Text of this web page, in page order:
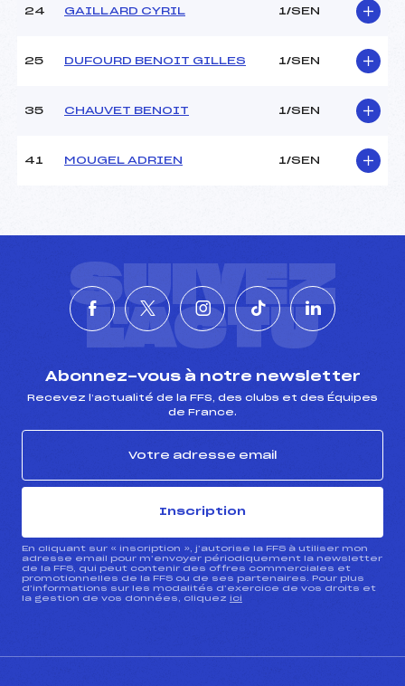
Point Bas :
SEN
24 GAILLARD CYRIL 1/SEN
25 DUFOURD BENOIT GILLES 1/SEN
35 CHAUVET BENOIT 1/SEN
41 MOUGEL ADRIEN 1/SEN
SUIVEZ
L'ACTU
Abonnez-vous à notre newsletter
Recevez l’actualité de la FFS, des clubs et des Équipes
de France.
Inscription
En cliquant sur « inscription », j’autorise la FFS à utiliser mon
adresse email pour m’envoyer périodiquement la newsletter
de la FFS, qui peut contenir des offres commerciales et
promotionnelles de la FFS ou de ses partenaires. Pour plus
d’informations sur les modalités d’exercice de vos droits et
la gestion de vos données, cliquez ici